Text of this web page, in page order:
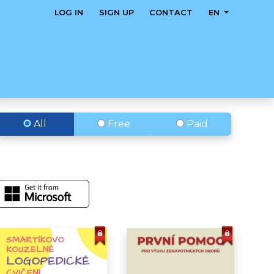
LOG IN SIGN UP CONTACT EN
All Free Paid